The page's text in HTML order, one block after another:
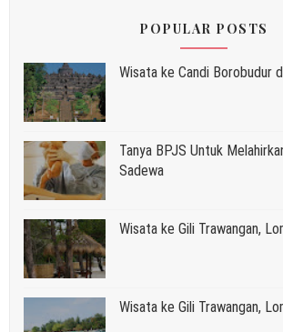
POPULAR POSTS
Wisata ke Candi Borobudur
Tanya BPJS Untuk
Sadewa
Wisata ke Gili Trawangan,
Wisata ke Gili Trawangan,